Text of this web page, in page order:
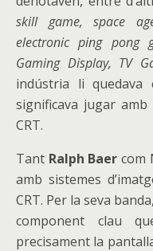
skill game, space
electronic ping pong
Gaming Display, TV
indústria li
significava jugar
CRT.
Tant Ralph Baer com
amb sistemes
CRT. Per la seva
component clau
precisament la